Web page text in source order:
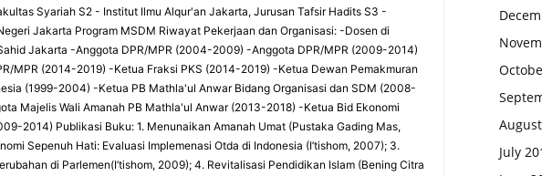
Syariah S2 - Institut Ilmu Alqur'an Jakarta, Jurusan Tafsir Hadits S3 -
Jakarta Program MSDM Riwayat Pekerjaan dan Organisasi: -Dosen di
Jakarta -Anggota DPR/MPR (2004-2009) -Anggota DPR/MPR (2009-2014)
MPR (2014-2019) -Ketua Fraksi PKS (2014-2019) -Ketua Dewan Pemakmuran
(1999-2004) -Ketua PB Mathla'ul Anwar Bidang Organisasi dan SDM (2008-
Majelis Wali Amanah PB Mathla'ul Anwar (2013-2018) -Ketua Bid Ekonomi
2014) Publikasi Buku: 1. Menunaikan Amanah Umat (Pustaka Gading Mas,
Sepenuh Hati: Evaluasi Implemenasi Otda di Indonesia (I’tishom, 2007); 3.
di Parlemen(I’tishom, 2009); 4. Revitalisasi Pendidikan Islam (Bening Citra
July